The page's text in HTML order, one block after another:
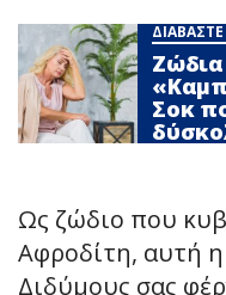
Σoκ
Ως ζώδιο που
Αφροδίτη, αυτή
Διδύμους σας